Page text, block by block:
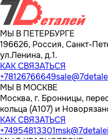
МЫ В ПЕТЕРБУРГЕ
196626, Россия, Санкт-
ул.Ленина, д.1.
КАК СВЯЗАТЬСЯ
+78126766649
МЫ В МОСКВЕ
Москва, г. Бронницы,
кольца (А107) и
КАК СВЯЗАТЬСЯ
+74954813301